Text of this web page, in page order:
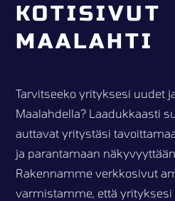
KOTISIVUT
MAALAHTI
Tarvitseeko yrityksesi uudet
Maalahdella? Laadukkaasti
auttavat yritystäsi
ja parantamaan
Rakennamme verkkosivut
varmistamme, että